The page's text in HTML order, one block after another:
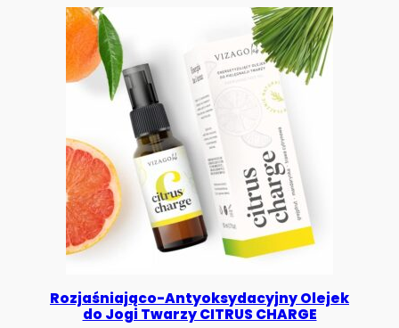
Rozjaśniająco-Antyoksydacyjny Olejek
do Jogi Twarzy CITRUS CHARGE